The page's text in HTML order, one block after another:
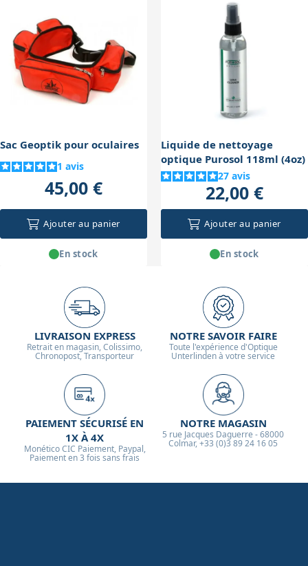
un outil simple mais efficace pour optimiser les
performances de la monture.
un contrôle fin du nivellement quelle que soit la
charge. Cependant, pour des montures très
volumineuses, il peut être utile d’utiliser plusieurs
niveaux ou un niveau circulaire intégré pour garantir
un nivellement optimal.
Sac Geoptik pour oculaires
1 avis
45,00 €
Ajouter au panier
En stock
Liquide de nettoyage
optique Purosol 118ml (4oz)
27 avis
22,00 €
Ajouter au panier
En stock
LIVRAISON EXPRESS
Retrait en magasin, Colissimo,
Chronopost, Transporteur
NOTRE SAVOIR FAIRE
Toute l'expérience d'Optique
Unterlinden à votre service
PAIEMENT SÉCURISÉ EN
1X À 4X
Monético CIC Paiement, Paypal,
Paiement en 3 fois sans frais
NOTRE MAGASIN
5 rue Jacques Daguerre - 68000
Colmar, +33 (0)3 89 24 16 05